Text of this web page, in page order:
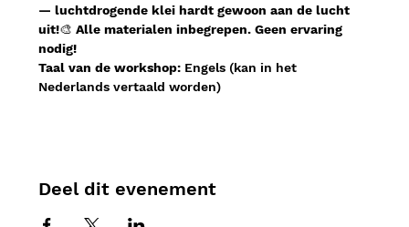
— luchtdrogende klei hardt gewoon aan de lucht
uit!🎨 Alle materialen inbegrepen. Geen ervaring
nodig!
Taal van de workshop: Engels (kan in het
Nederlands vertaald worden)
Deel dit evenement